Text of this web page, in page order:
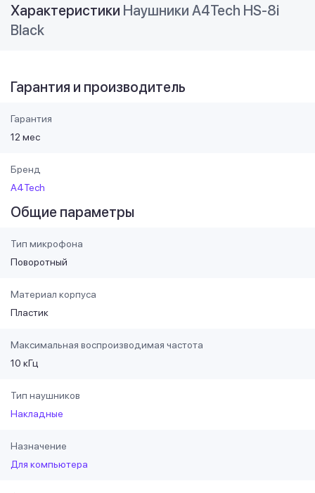
Характеристики Наушники A4Tech HS-8i
Black
Гарантия и производитель
Гарантия
12 мес
Бренд
A4Tech
Общие параметры
Тип микрофона
Поворотный
Материал корпуса
Пластик
Максимальная воспроизводимая частота
10 кГц
Тип наушников
Накладные
Назначение
Для компьютера